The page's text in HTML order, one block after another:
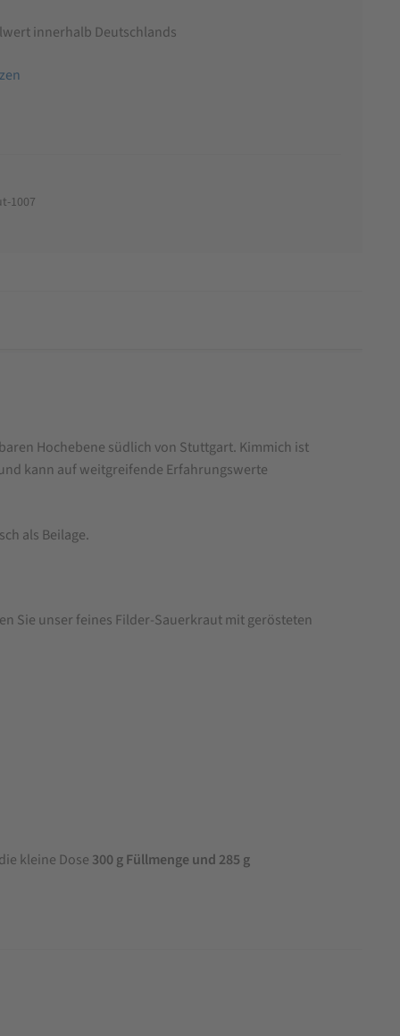
innerhalb Deutschlands
1007
Hochebene südlich von Stuttgart. Kimmich ist
kann auf weitgreifende Erfahrungswerte
als Beilage.
Sie unser feines Filder-Sauerkraut mit gerösteten
kleine Dose 300 g Füllmenge und 285 g